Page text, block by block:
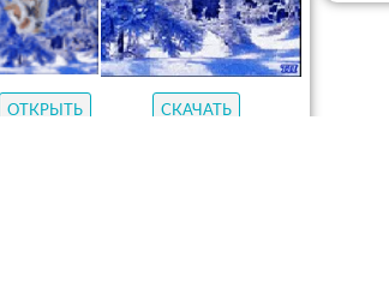
ОТКРЫТЬ СКАЧАТЬ